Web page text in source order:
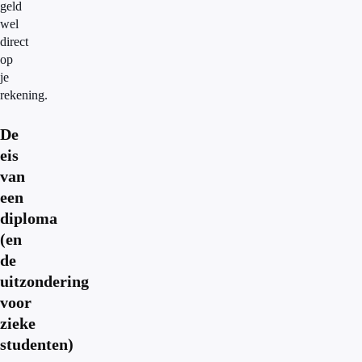
geld
wel
direct
op
je
rekening.
De
eis
van
een
diploma
(en
de
uitzondering
voor
zieke
studenten)